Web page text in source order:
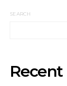
SEARCH
Recent